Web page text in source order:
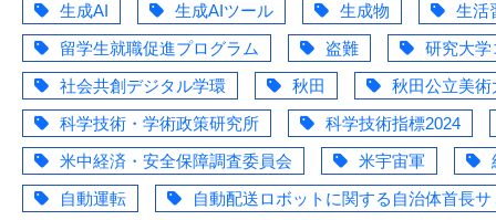
生成AI
生成AIツール 生成物
生活
留学生就職促進プログラム
盗難
研究大学
社会共創デジタル学環
秋田
秋田公立美術
科学技術・学術政策研究所
科学技術指標2024
米中経済・安全保障調査委員会
米宇宙軍
自動運転
自動配送ロボットに関する自治体首長サ